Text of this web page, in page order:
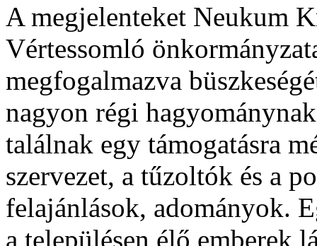
A megjelenteket Neukum
Vértessomló
megfogalmazva
nagyon régi
találnak egy támogatásra
szervezet, a tűzoltók és a
felajánlások, adományok.
a településen élő emberek